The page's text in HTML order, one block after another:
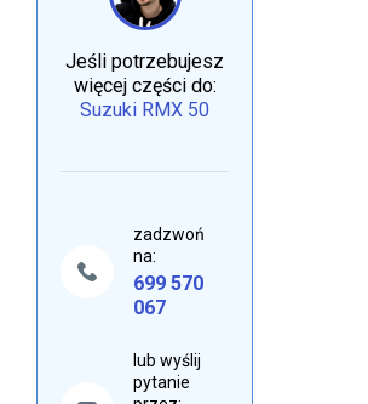
Jeśli potrzebujesz
więcej części do:
Suzuki RMX 50
zadzwoń
na:
699 570
067
lub wyślij
pytanie